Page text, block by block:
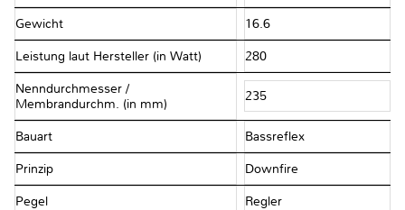
Gewicht 16.6
Leistung laut Hersteller (in Watt) 280
Nenndurchmesser /
Membrandurchm. (in mm)
235
Bauart Bassreflex
Prinzip Downfire
Pegel Regler